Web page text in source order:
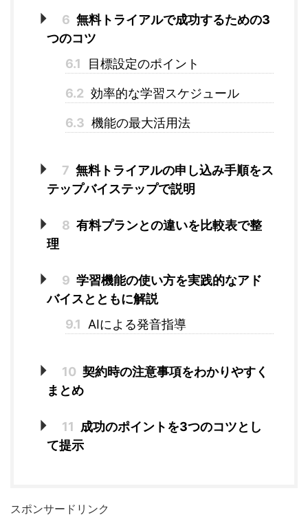
6 無料トライアルで成功するための3
つのコツ
6.1
目標設定のポイント
6.2 効率的な学習スケジュール
6.3 機能の最大活用法
7 無料トライアルの申し込み手順をス
テップバイステップで説明
8 有料プランとの違いを比較表で整
理
9 学習機能の使い方を実践的なアド
バイスとともに解説
9.1
AIによる発音指導
10 契約時の注意事項をわかりやすく
まとめ
11 成功のポイントを3つのコツとし
て提示
スポンサードリンク